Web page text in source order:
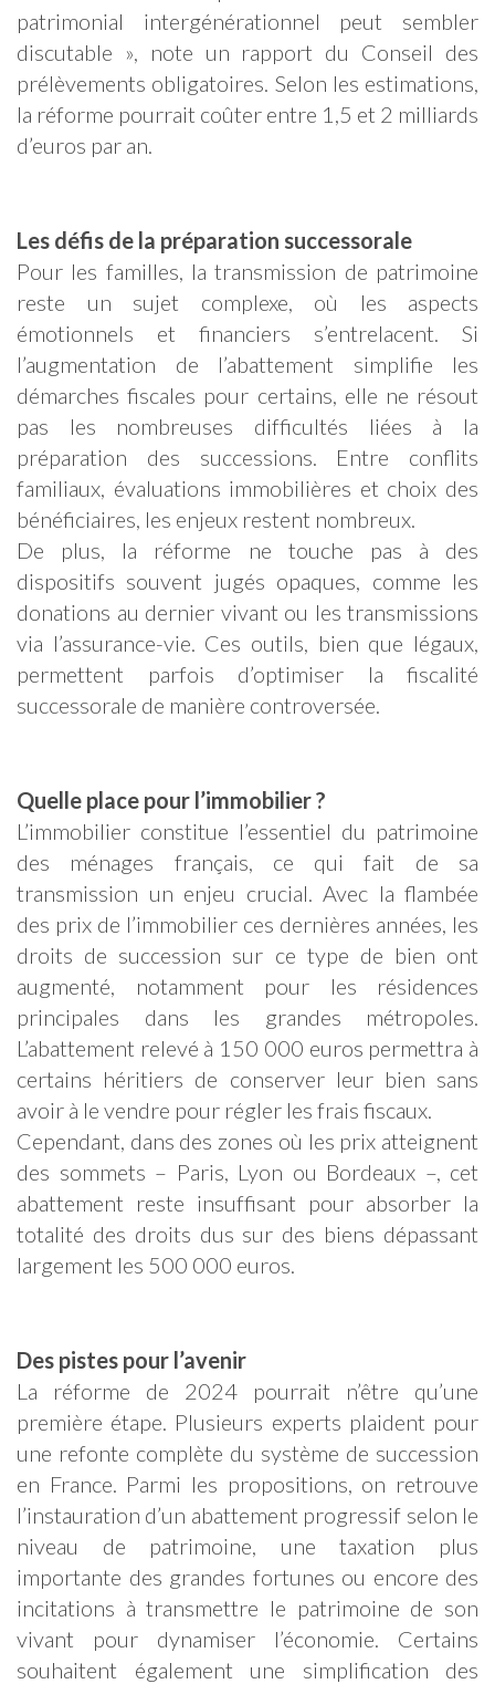
patrimonial intergénérationnel peut sembler
discutable », note un rapport du Conseil des
prélèvements obligatoires. Selon les estimations,
la réforme pourrait coûter entre 1,5 et 2 milliards
d’euros par an.
Les défis de la préparation successorale
Pour les familles, la transmission de patrimoine
reste un sujet complexe, où les aspects
émotionnels et financiers s’entrelacent. Si
l’augmentation de l’abattement simplifie les
démarches fiscales pour certains, elle ne résout
pas les nombreuses difficultés liées à la
préparation des successions. Entre conflits
familiaux, évaluations immobilières et choix des
bénéficiaires, les enjeux restent nombreux.
De plus, la réforme ne touche pas à des
dispositifs souvent jugés opaques, comme les
donations au dernier vivant ou les transmissions
via l’assurance-vie. Ces outils, bien que légaux,
permettent parfois d’optimiser la fiscalité
successorale de manière controversée.
Quelle place pour l’immobilier ?
L’immobilier constitue l’essentiel du patrimoine
des ménages français, ce qui fait de sa
transmission un enjeu crucial. Avec la flambée
des prix de l’immobilier ces dernières années, les
droits de succession sur ce type de bien ont
augmenté, notamment pour les résidences
principales dans les grandes métropoles.
L’abattement relevé à 150 000 euros permettra à
certains héritiers de conserver leur bien sans
avoir à le vendre pour régler les frais fiscaux.
Cependant, dans des zones où les prix atteignent
des sommets – Paris, Lyon ou Bordeaux –, cet
abattement reste insuffisant pour absorber la
totalité des droits dus sur des biens dépassant
largement les 500 000 euros.
Des pistes pour l’avenir
La réforme de 2024 pourrait n’être qu’une
première étape. Plusieurs experts plaident pour
une refonte complète du système de succession
en France. Parmi les propositions, on retrouve
l’instauration d’un abattement progressif selon le
niveau de patrimoine, une taxation plus
importante des grandes fortunes ou encore des
incitations à transmettre le patrimoine de son
vivant pour dynamiser l’économie. Certains
souhaitent également une simplification des